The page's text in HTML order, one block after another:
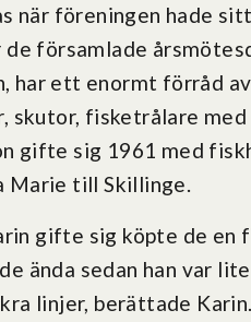
när föreningen hade
församlade
har ett enormt förråd
skutor, fisketrålare
gifte sig 1961 med
Marie till Skillinge.
gifte sig köpte de en
ända sedan han var
linjer, berättade